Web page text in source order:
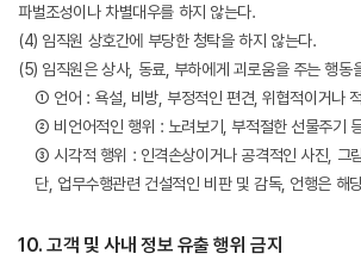
파벌조성이나 차별대우를 하지 않는다.
(4) 임직원 상호간에 부당한 청탁을 하지 않는다.
(5) 임직원은 상사, 동료, 부하에게 괴로움을 주는 행동
① 언어 : 욕설, 비방, 부정적인 편견, 위협적이거나
② 비언어적인 행위 : 노려보기, 부적절한 선물주기
③ 시각적 행위 : 인격손상이거나 공격적인 사진, 그
단, 업무수행관련 건설적인 비판 및 감독, 언행은 해
10. 고객 및 사내 정보 유출 행위 금지